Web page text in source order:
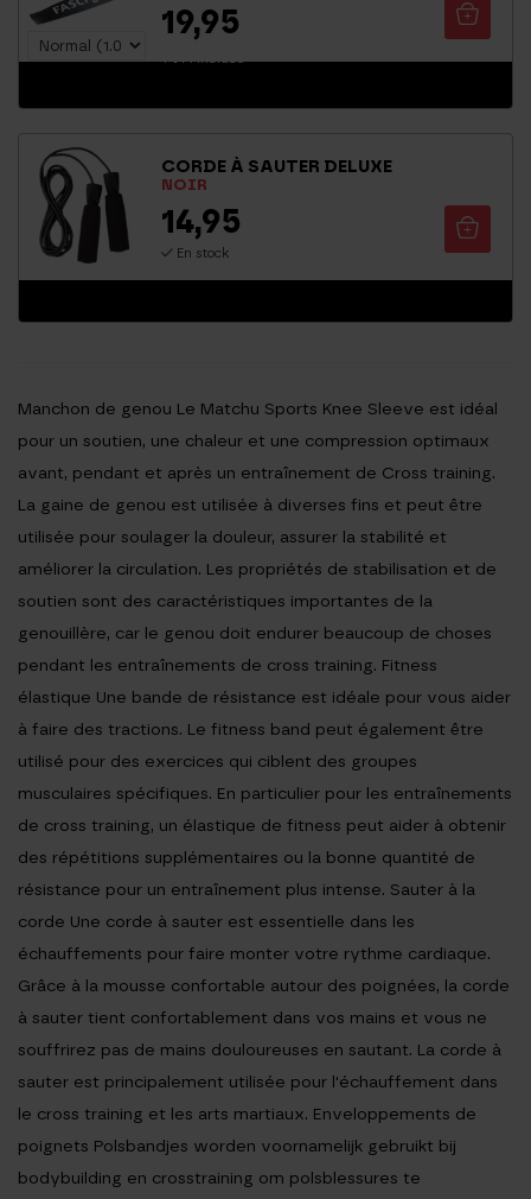
19,95
CORDE À SAUTER DELUXE
NOIR
14,95
En stock
Manchon de genou Le Matchu Sports Knee Sleeve est idéal
pour un soutien, une chaleur et une compression optimaux
avant, pendant et après un entraînement de Cross training.
La gaine de genou est utilisée à diverses fins et peut être
utilisée pour soulager la douleur, assurer la stabilité et
améliorer la circulation. Les propriétés de stabilisation et de
soutien sont des caractéristiques importantes de la
genouillère, car le genou doit endurer beaucoup de choses
pendant les entraînements de cross training. Fitness
élastique Une bande de résistance est idéale pour vous aider
à faire des tractions. Le fitness band peut également être
utilisé pour des exercices qui ciblent des groupes
musculaires spécifiques. En particulier pour les entraînements
de cross training, un élastique de fitness peut aider à obtenir
des répétitions supplémentaires ou la bonne quantité de
résistance pour un entraînement plus intense. Sauter à la
corde Une corde à sauter est essentielle dans les
échauffements pour faire monter votre rythme cardiaque.
Grâce à la mousse confortable autour des poignées, la corde
à sauter tient confortablement dans vos mains et vous ne
souffrirez pas de mains douloureuses en sautant. La corde à
sauter est principalement utilisée pour l'échauffement dans
le cross training et les arts martiaux. Enveloppements de
poignets Polsbandjes worden voornamelijk gebruikt bij
bodybuilding en crosstraining om polsblessures te